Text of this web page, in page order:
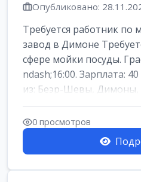
Опубликовано:
Требуется работник по
завод в Димоне
сфере мойки посуды.
ndash;16:00. Зарплата:
из: Беэр-Шевы, Димоны,
0 просмотров